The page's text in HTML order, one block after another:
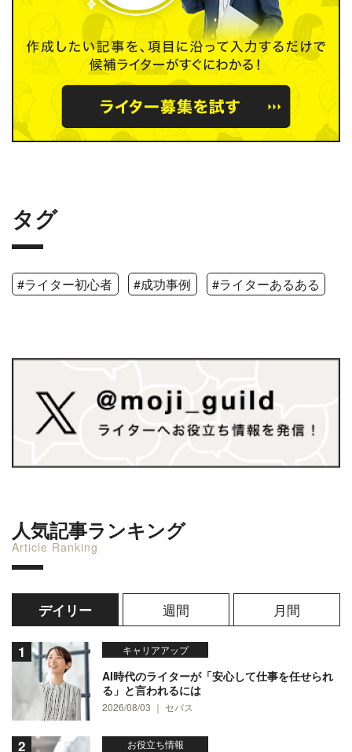
タグ
#ライター初心者 #成功事例 #ライターあるある
人気記事ランキング
Article Ranking
デイリー 週間 月間
キャリアアップ
AI時代のライターが「安心して仕事を任せられ
る」と言われるには
2026/08/03 ｜ セバス
お役立ち情報